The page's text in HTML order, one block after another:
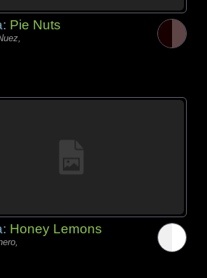
Pie Nuts
Honey Lemons